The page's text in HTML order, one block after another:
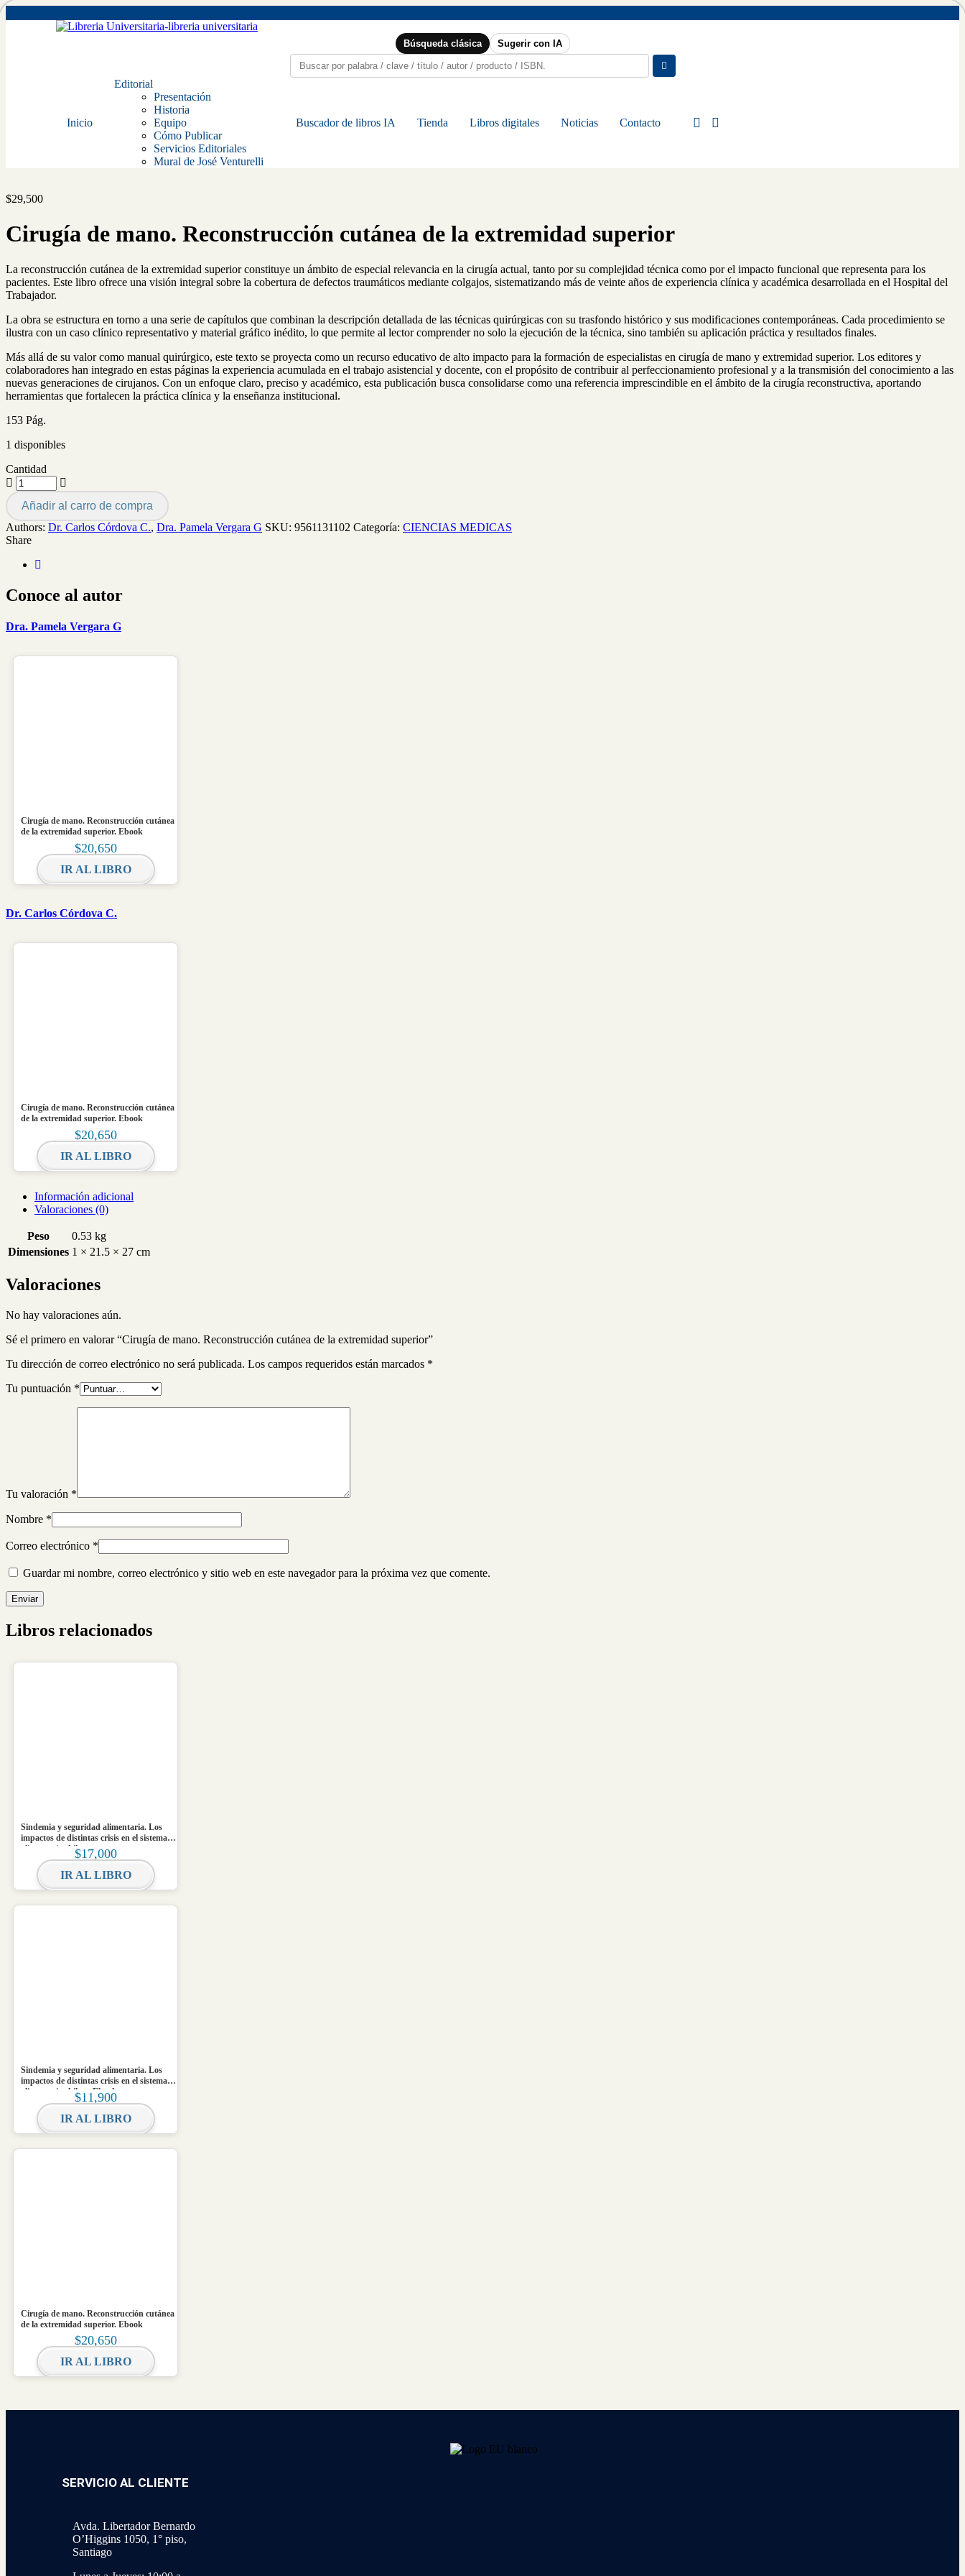
Búsqueda clásica Sugerir con IA
Inicio
Editorial
Presentación
Historia
Equipo
Cómo Publicar
Servicios Editoriales
Mural de José Venturelli
Buscador de libros IA Tienda Libros digitales Noticias Contacto
$29,500
Cirugía de mano. Reconstrucción cutánea de la extremidad superior
La reconstrucción cutánea de la extremidad superior constituye un ámbito de especial relevancia en la cirugía actual, tanto por su complejidad técnica como por el impacto funcional que representa para los
pacientes. Este libro ofrece una visión integral sobre la cobertura de defectos traumáticos mediante colgajos, sistematizando más de veinte años de experiencia clínica y académica desarrollada en el Hospital del
Trabajador.
La obra se estructura en torno a una serie de capítulos que combinan la descripción detallada de las técnicas quirúrgicas con su trasfondo histórico y sus modificaciones contemporáneas. Cada procedimiento se
ilustra con un caso clínico representativo y material gráfico inédito, lo que permite al lector comprender no solo la ejecución de la técnica, sino también su aplicación práctica y resultados finales.
Más allá de su valor como manual quirúrgico, este texto se proyecta como un recurso educativo de alto impacto para la formación de especialistas en cirugía de mano y extremidad superior. Los editores y
colaboradores han integrado en estas páginas la experiencia acumulada en el trabajo asistencial y docente, con el propósito de contribuir al perfeccionamiento profesional y a la transmisión del conocimiento a las
nuevas generaciones de cirujanos. Con un enfoque claro, preciso y académico, esta publicación busca consolidarse como una referencia imprescindible en el ámbito de la cirugía reconstructiva, aportando
herramientas que fortalecen la práctica clínica y la enseñanza institucional.
153 Pág.
1 disponibles
Cantidad
Añadir al carro de compra
Authors: Dr. Carlos Córdova C., Dra. Pamela Vergara G SKU: 9561131102 Categoría: CIENCIAS MEDICAS
Share
Conoce al autor
Dra. Pamela Vergara G
Cirugía de mano. Reconstrucción cutánea
de la extremidad superior. Ebook
$20,650
IR AL LIBRO
Dr. Carlos Córdova C.
Cirugía de mano. Reconstrucción cutánea
de la extremidad superior. Ebook
$20,650
IR AL LIBRO
Información adicional
Valoraciones (0)
Peso
0.53 kg
Dimensiones 1 × 21.5 × 27 cm
Valoraciones
No hay valoraciones aún.
Sé el primero en valorar “Cirugía de mano. Reconstrucción cutánea de la extremidad superior”
Tu dirección de correo electrónico no será publicada. Los campos requeridos están marcados *
Tu puntuación *
Tu valoración *
Nombre *
Correo electrónico *
Guardar mi nombre, correo electrónico y sitio web en este navegador para la próxima vez que comente.
Libros relacionados
Sindemia y seguridad alimentaria. Los
impactos de distintas crisis en el sistema
alimentario chileno
$17,000
IR AL LIBRO
Sindemia y seguridad alimentaria. Los
impactos de distintas crisis en el sistema
alimentario chileno Ebook
$11,900
IR AL LIBRO
Cirugía de mano. Reconstrucción cutánea
de la extremidad superior. Ebook
$20,650
IR AL LIBRO
SERVICIO AL CLIENTE
Avda. Libertador Bernardo
O’Higgins 1050, 1° piso,
Santiago